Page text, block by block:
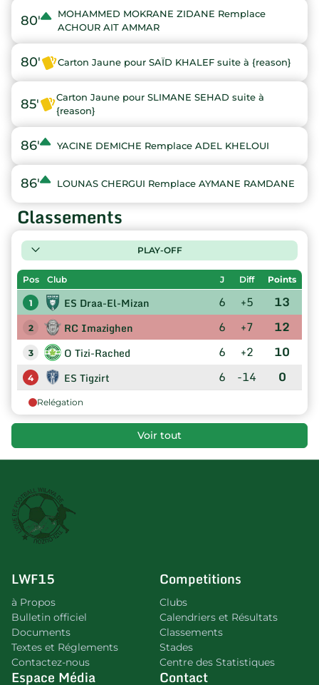
80'
MOHAMMED MOKRANE ZIDANE Remplace
ACHOUR AIT AMMAR
80' Carton Jaune pour SAÏD KHALEF suite à {reason}
85'
Carton Jaune pour SLIMANE SEHAD suite à
{reason}
86' YACINE DEMICHE Remplace ADEL KHELOUI
86' LOUNAS CHERGUI Remplace AYMANE RAMDANE
Classements
PLAY-OFF
Pos Club J Diff Points
1 ES Draa-El-Mizan 6 +5 13
2 RC Imazighen 6 +7 12
3 O Tizi-Rached 6 +2 10
4 ES Tigzirt 6 -14 0
Relégation
Voir tout
LWF15
à Propos
Bulletin officiel
Documents
Textes et Réglements
Contactez-nous
Competitions
Clubs
Calendriers et Résultats
Classements
Stades
Centre des Statistiques
Espace Média Contact